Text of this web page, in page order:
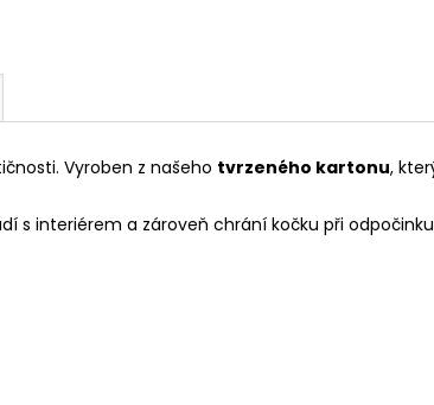
Vyroben z našeho tvrzeného kartonu,
s interiérem a zároveň chrání kočku při